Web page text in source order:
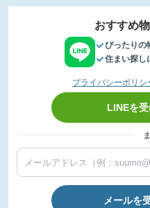
おすすめ
ぴったりの
住まい探し
プライバシーポリシ
LINEを
メールを